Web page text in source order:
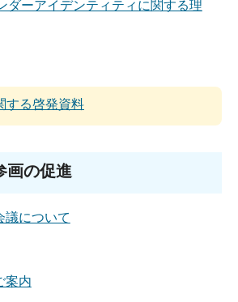
ダーアイデンティティに関する理
する啓発資料
画の促進
議について
案内